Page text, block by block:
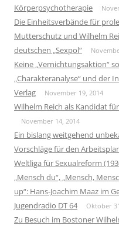
Körperpsychotherapie
Die Einheitsverbände für
Mutterschutz und Wilhelm
deutschen „Sexpol“
Keine „Vernichtungsaktion“
„Charakteranalyse“ und der
Verlag
November 19, 2014
Wilhelm Reich als Kandidat
November 14, 2014
Ein bislang weitgehend
Vorschläge für den
Weltliga für Sexualreform
„Mensch du“, „Mensch,
up“: Hans-Joachim Maaz im
Jugendradio DT 64
Oktober
Zu Besuch im Bostoner